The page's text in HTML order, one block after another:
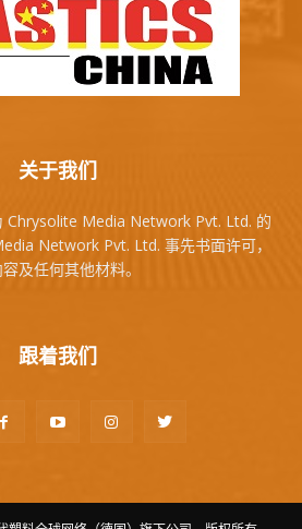
关于我们
Chrysolite Media Network Pvt. Ltd. 的
Network Pvt. Ltd. 事先书面许可，
及任何其他材料。
跟着我们